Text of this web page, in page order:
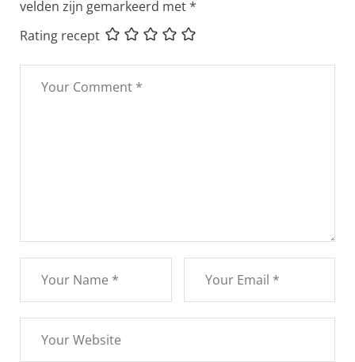
velden zijn gemarkeerd met*
Rating recept